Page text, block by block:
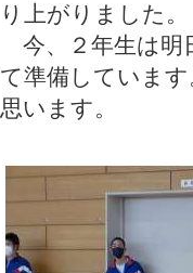
り上がりました。
今、２年生は明
て準備していま
思います。